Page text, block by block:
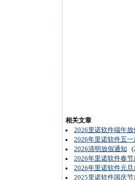
相关文章
2026里诺软件端午
2026年里诺软件五
2026清明放假通知
2026年里诺软件春
2026年里诺软件元
2025里诺软件国庆